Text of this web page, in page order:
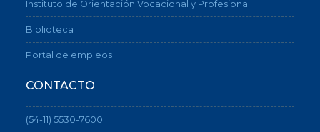
Instituto de Orientación Vocacional y Profesional
Biblioteca
Portal de empleos
CONTACTO
(54-11) 5530-7600